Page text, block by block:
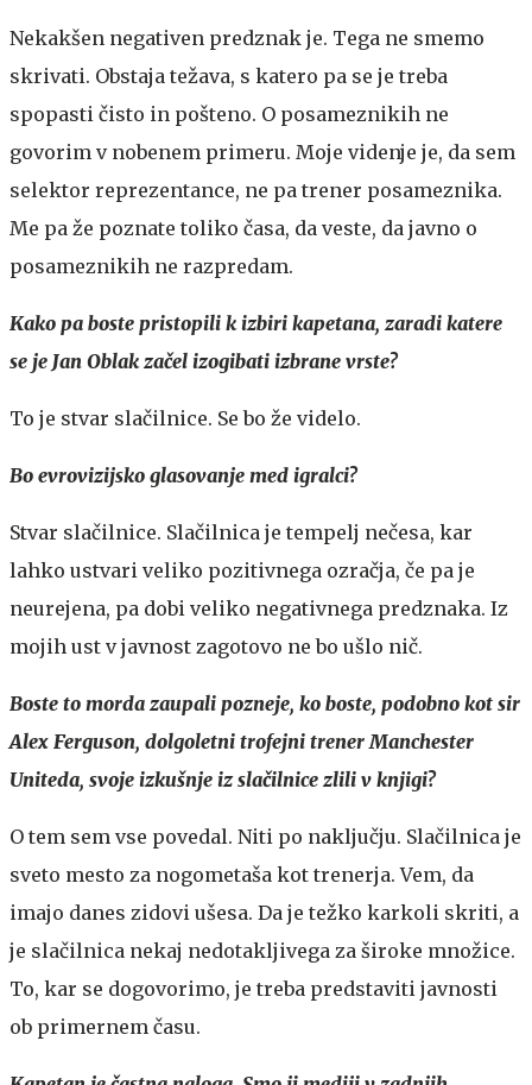
Nekakšen negativen predznak je. Tega ne smemo
skrivati. Obstaja težava, s katero pa se je treba
spopasti čisto in pošteno. O posameznikih ne
govorim v nobenem primeru. Moje videnje je, da sem
selektor reprezentance, ne pa trener posameznika.
Me pa že poznate toliko časa, da veste, da javno o
posameznikih ne razpredam.
Kako pa boste pristopili k izbiri kapetana, zaradi katere
se je Jan Oblak začel izogibati izbrane vrste?
To je stvar slačilnice. Se bo že videlo.
Bo evrovizijsko glasovanje med igralci?
Stvar slačilnice. Slačilnica je tempelj nečesa, kar
lahko ustvari veliko pozitivnega ozračja, če pa je
neurejena, pa dobi veliko negativnega predznaka. Iz
mojih ust v javnost zagotovo ne bo ušlo nič.
Boste to morda zaupali pozneje, ko boste, podobno kot sir
Alex Ferguson, dolgoletni trofejni trener Manchester
Uniteda, svoje izkušnje iz slačilnice zlili v knjigi?
O tem sem vse povedal. Niti po naključju. Slačilnica je
sveto mesto za nogometaša kot trenerja. Vem, da
imajo danes zidovi ušesa. Da je težko karkoli skriti, a
je slačilnica nekaj nedotakljivega za široke množice.
To, kar se dogovorimo, je treba predstaviti javnosti
ob primernem času.